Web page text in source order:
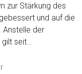
zur Stärkung des
und auf die
Anstelle der
gilt seit…